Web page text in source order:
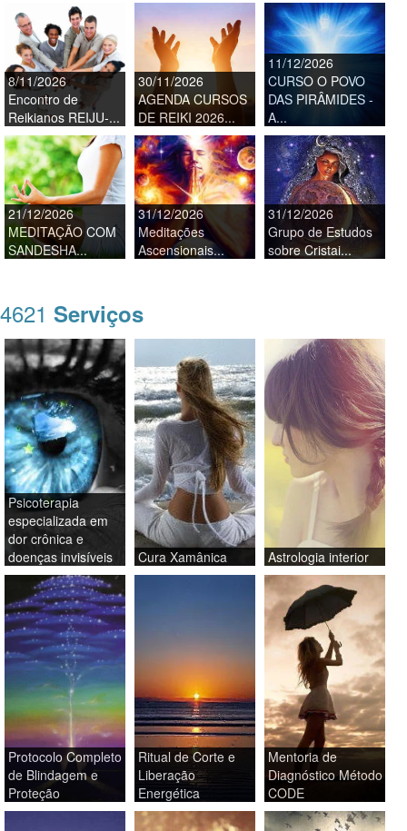
8/11/2026
Encontro de
Reikianos REIJU-...
30/11/2026
AGENDA CURSOS
DE REIKI 2026...
11/12/2026
CURSO O POVO
DAS PIRÂMIDES -
A...
21/12/2026
MEDITAÇÃO COM
SANDESHA...
31/12/2026
Meditações
Ascensionais...
31/12/2026
Grupo de Estudos
sobre Cristai...
4621 Serviços
Psicoterapia
especializada em
dor crônica e
doenças invisíveis
Cura Xamânica Astrologia interior
Protocolo Completo
de Blindagem e
Proteção
Ritual de Corte e
Liberação
Energética
Mentoria de
Diagnóstico Método
CODE